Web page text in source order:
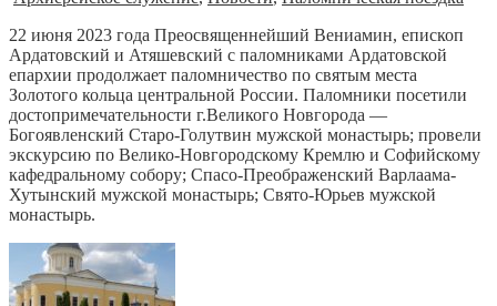
22 июня 2023 года Преосвященнейший Вениамин, епископ
Ардатовский и Атяшевский с паломниками Ардатовской
епархии продолжает паломничество по святым места
Золотого кольца центральной России. Паломники посетили
достопримечательности г.Великого Новгорода —
Богоявленский Старо-Голутвин мужской монастырь; провели
экскурсию по Велико-Новгородскому Кремлю и Софийскому
кафедральному собору; Спасо-Преображенский Варлаама-
Хутынский мужской монастырь; Свято-Юрьев мужской
монастырь.